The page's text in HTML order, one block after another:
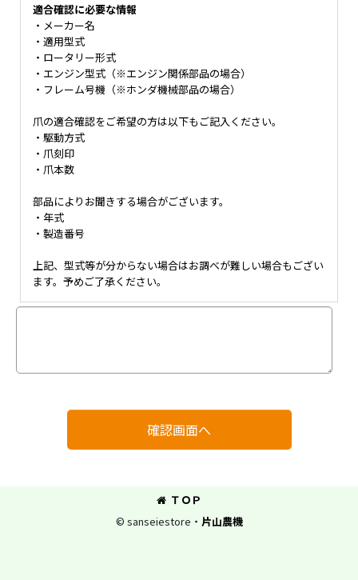
適合確認に必要な情報
・メーカー名
・適用型式
・ロータリー形式
・エンジン型式（※エンジン関係部品の場合）
・フレーム号機（※ホンダ機械部品の場合）
爪の適合確認をご希望の方は以下もご記入ください。
・駆動方式
・爪刻印
・爪本数
部品によりお聞きする場合がございます。
・年式
・製造番号
上記、型式等が分からない場合はお調べが難しい場合もござい
ます。予めご了承ください。
確認画面へ
ＴＯＰ
© sanseiestore・ 片山農機